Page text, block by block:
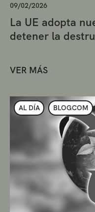
09/02/2026
La UE adopta
detener la
VER MÁS
AL DÍA BLOGCOM